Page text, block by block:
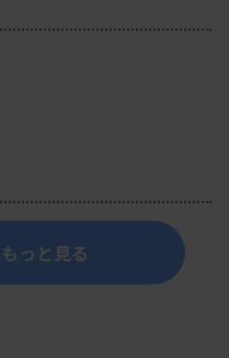
っと見る